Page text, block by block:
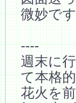
微妙で
----
週末に
て本格
花火を前